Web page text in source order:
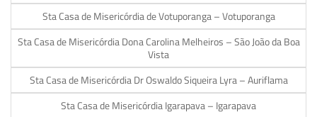
Sta Casa de Misericórdia de Votuporanga – Votuporanga
Sta Casa de Misericórdia Dona Carolina Melheiros – São João da Boa
Vista
Sta Casa de Misericórdia Dr Oswaldo Siqueira Lyra – Auriflama
Sta Casa de Misericórdia Igarapava – Igarapava